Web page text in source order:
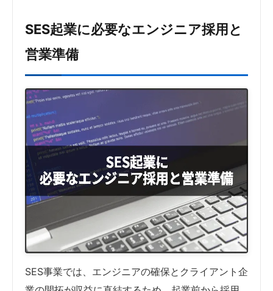
SES起業に必要なエンジニア採用と
営業準備
SES事業では、エンジニアの確保とクライアント企